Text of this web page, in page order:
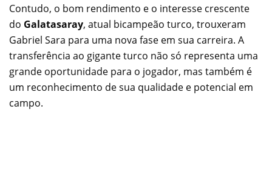
Contudo, o bom rendimento e o interesse crescente
do Galatasaray, atual bicampeão turco, trouxeram
Gabriel Sara para uma nova fase em sua carreira. A
transferência ao gigante turco não só representa uma
grande oportunidade para o jogador, mas também é
um reconhecimento de sua qualidade e potencial em
campo.